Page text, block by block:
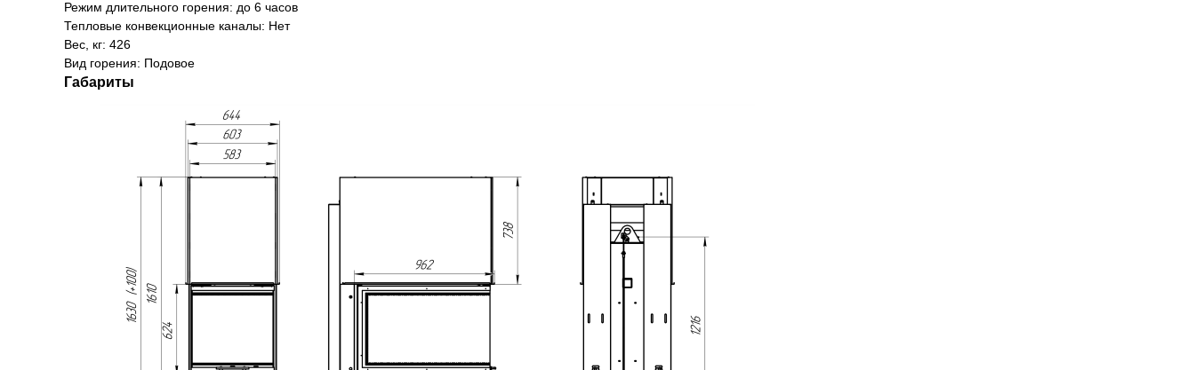
Режим длительного горения: до 6 часов
Тепловые конвекционные каналы: Нет
Вес, кг: 426
Вид горения: Подовое
Габариты